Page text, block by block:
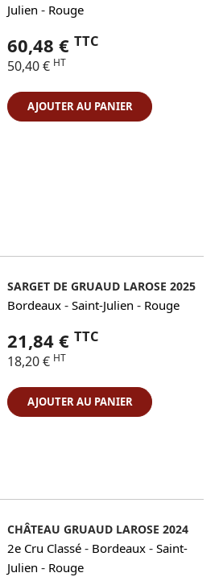
Julien - Rouge
60,48 € TTC
50,40 € HT
AJOUTER AU PANIER
SARGET DE GRUAUD LAROSE 2025
Bordeaux - Saint-Julien - Rouge
21,84 € TTC
18,20 € HT
AJOUTER AU PANIER
CHÂTEAU GRUAUD LAROSE 2024
2e Cru Classé - Bordeaux - Saint-
Julien - Rouge